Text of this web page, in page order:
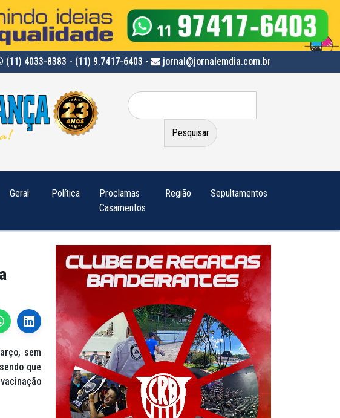
(11) 4033-8383 - (11) 9.7417-6403 - jornal@jornalemdia.com.br
Pesquisar
por:
Geral Política
Proclamas
Casamentos
Região Sepultamentos
sem
que